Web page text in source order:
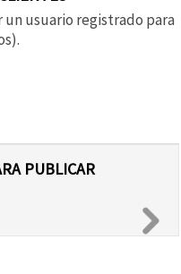
un usuario registrado para
PUBLICAR